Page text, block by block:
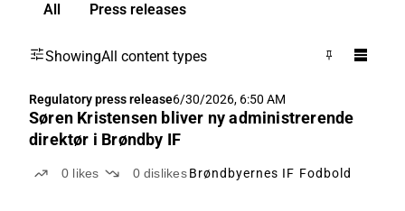
All Press releases
ShowingAll content types
Regulatory press release6/30/2026, 6:50 AM
Søren Kristensen bliver ny administrerende
direktør i Brøndby IF
0 likes 0 dislikes Brøndbyernes IF Fodbold